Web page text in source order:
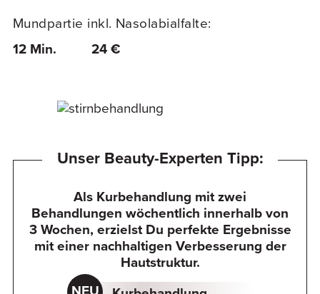
Mundpartie inkl. Nasolabialfalte:
12 Min.
24 €
Unser Beauty-Experten Tipp:
Als Kurbehandlung mit zwei
Behandlungen wöchentlich innerhalb von
3 Wochen, erzielst Du perfekte Ergebnisse
mit einer nachhaltigen Verbesserung der
Hautstruktur.